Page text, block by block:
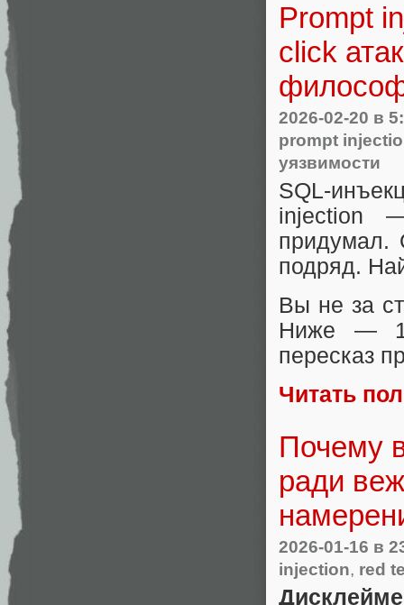
Prompt
click
2026-02-20 в
prompt
уязвимости
SQL-
injection
придумал.
подряд.
Вы не за
Ниже —
пересказ
Читать
Почему
ради
2026-01-16 в
injection, red